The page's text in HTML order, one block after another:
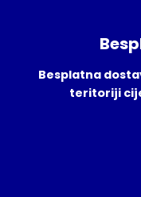
Besplatna
teritoriji